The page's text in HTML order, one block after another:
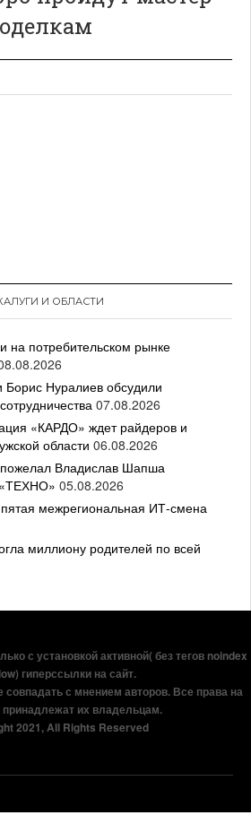
И ОБЛАСТИ
на потребительском рынке
Нуралиев обсудили
07.08.2026
«КАРДО» ждет райдеров и
области 06.08.2026
Владислав Шапша
«ТЕХНО» 05.08.2026
межрегиональная ИТ-смена
миллиону родителей по всей
с установкой активной( без тегов noindex
гиперссылки на сайт.
с мнением авторов. Все права на
их владельцам.
2021, All Rights Reserved